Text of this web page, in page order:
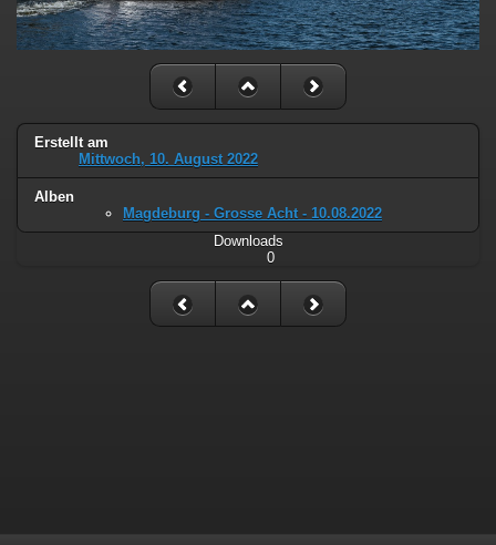
Erstellt am
Mittwoch, 10. August 2022
Alben
Magdeburg - Grosse Acht - 10.08.2022
Downloads
0